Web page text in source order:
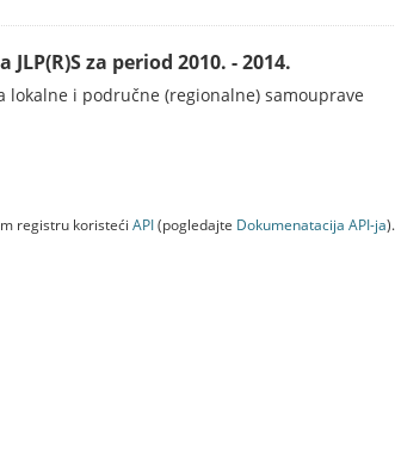
za period 2010. - 2014.
lokalne i područne (regionalne) samouprave
registru koristeći API(pogledajte Dokumenаtаcijа API-jа).